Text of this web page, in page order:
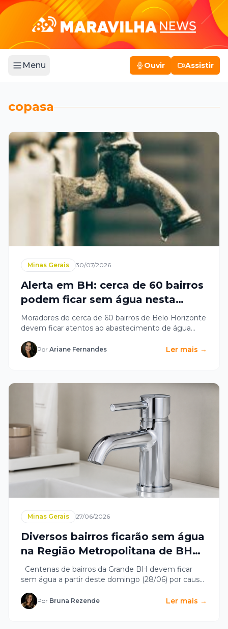
Menu Ouvir Assistir
copasa
Minas Gerais 30/07/2026
Alerta em BH: cerca de 60 bairros
podem ficar sem água nesta
quinta-feira
Moradores de cerca de 60 bairros de Belo Horizonte
devem ficar atentos ao abastecimento de água
Por Ariane Fernandes Ler mais →
Minas Gerais 27/06/2026
Diversos bairros ficarão sem água
na Região Metropolitana de BH
neste domingo (28/06)
Centenas de bairros da Grande BH devem ficar
sem água a partir deste domingo (28/06) por causa
Por Bruna Rezende Ler mais →